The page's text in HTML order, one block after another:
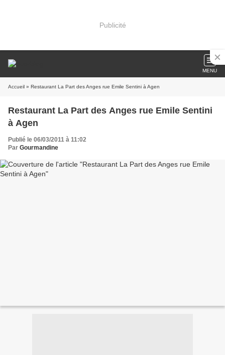
Publicité
MENU
Accueil » Restaurant La Part des Anges rue Emile Sentini à Agen
Restaurant La Part des Anges rue Emile Sentini
à Agen
Publié le 06/03/2011 à 11:02
Par Gourmandine